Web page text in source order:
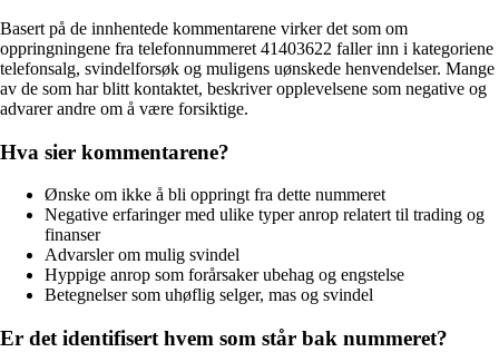
Basert på de innhentede kommentarene virker det som om
oppringningene fra telefonnummeret 41403622 faller inn i kategoriene
telefonsalg, svindelforsøk og muligens uønskede henvendelser. Mange
av de som har blitt kontaktet, beskriver opplevelsene som negative og
advarer andre om å være forsiktige.
Hva sier kommentarene?
Ønske om ikke å bli oppringt fra dette nummeret
Negative erfaringer med ulike typer anrop relatert til trading og
finanser
Advarsler om mulig svindel
Hyppige anrop som forårsaker ubehag og engstelse
Betegnelser som uhøflig selger, mas og svindel
Er det identifisert hvem som står bak nummeret?